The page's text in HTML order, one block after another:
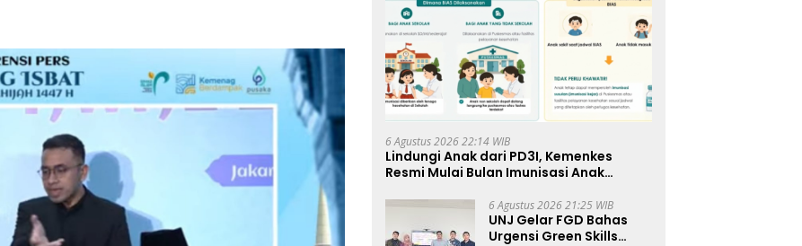
6 Agustus 2026 22:14 WIB
Lindungi Anak dari PD3I, Kemenkes
Resmi Mulai Bulan Imunisasi Anak
6 Agustus 2026 21:25 WIB
UNJ Gelar FGD Bahas
Urgensi Green Skills